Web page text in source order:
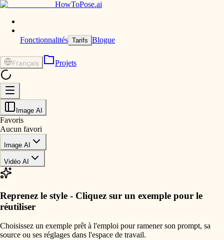
HowToPose.ai
Fonctionnalités Tarifs Blogue
Français Projets
Image AI
Favoris
Aucun favori
Image AI
Vidéo AI
Reprenez le style - Cliquez sur un exemple pour le
réutiliser
Choisissez un exemple prêt à l'emploi pour ramener son prompt, sa
source ou ses réglages dans l'espace de travail.